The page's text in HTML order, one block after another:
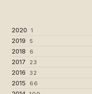
2020 1
2019 5
2018 6
2017 23
2016 32
2015 66